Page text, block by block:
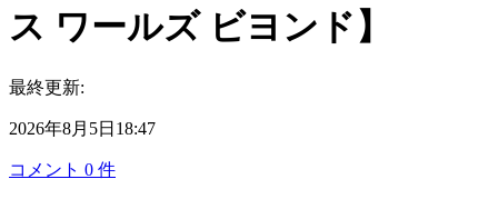
ス ワールズ ビヨンド】
最終更新:
2026年8月5日18:47
コメント 0 件